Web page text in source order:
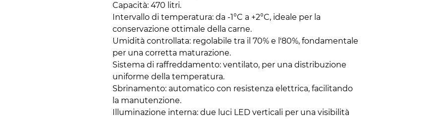
Capacità: 470 litri.
Intervallo di temperatura: da -1°C a +2°C, ideale per la
conservazione ottimale della carne.
Umidità controllata: regolabile tra il 70% e l'80%, fondamentale
per una corretta maturazione.
Sistema di raffreddamento: ventilato, per una distribuzione
uniforme della temperatura.
Sbrinamento: automatico con resistenza elettrica, facilitando
la manutenzione.
Illuminazione interna: due luci LED verticali per una visibilità